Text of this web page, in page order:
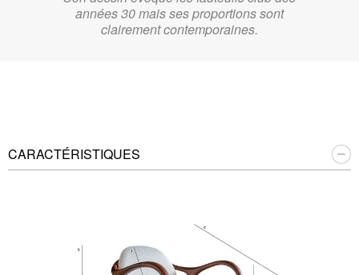
années 30 mais ses proportions sont
clairement contemporaines.
CARACTÉRISTIQUES